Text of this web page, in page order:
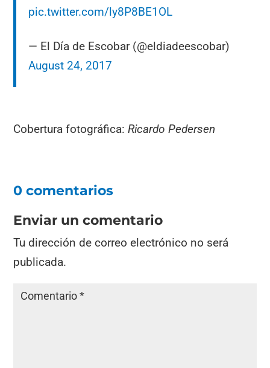
pic.twitter.com/ly8P8BE1OL
— El Día de Escobar (@eldiadeescobar)
August 24, 2017
Cobertura fotográfica: Ricardo Pedersen
0 comentarios
Enviar un comentario
Tu dirección de correo electrónico no será
publicada.